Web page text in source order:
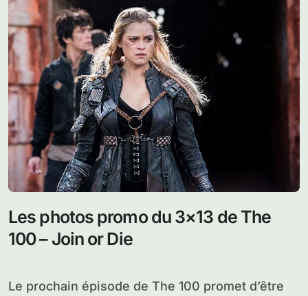
Les photos promo du 3×13 de The
100 – Join or Die
Le prochain épisode de The 100 promet d’être